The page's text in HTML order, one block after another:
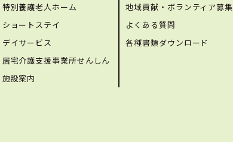
特別養護老人ホーム
ショートステイ
デイサービス
居宅介護支援事業所せんしん
施設案内
地域貢献・ボランティア募集
よくある質問
各種書類ダウンロード